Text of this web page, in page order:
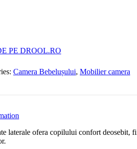
PE DROOL.RO
Camera Bebelușului, Mobilier camera
laterale ofera copilului confort deosebit,